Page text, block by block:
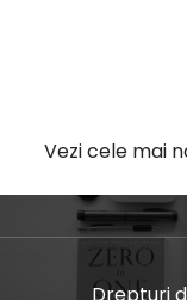
Vezi cele mai